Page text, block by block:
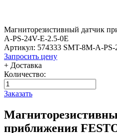
Магниторезистивный датчик
A-PS-24V-E-2.5-0E
Артикул: 574333 SMT-8M-A-PS-
Запросить цену
+ Доставка
Количество:
Заказать
приближения